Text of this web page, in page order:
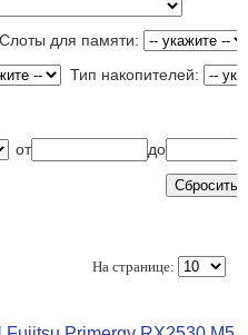
Слоты для памяти:
Тип накопителей:
от
до
На странице: